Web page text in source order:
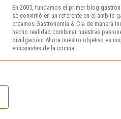
En 2005, fundamos el primer blog
se convirtió en un referente en el ámbito
creamos Gastronomía & Cía de manera
hecho realidad combinar nuestras
divulgación. Ahora nuestro objetivo es
entusiastas de la cocina.